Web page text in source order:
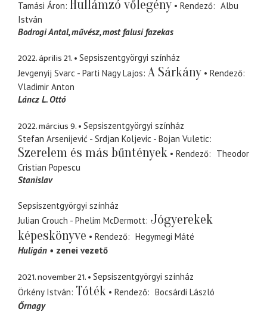
Tamási Áron Hullámzó vőlegény Rendező
Albu
István
Bodrogi Antal, művész most falusi fazekas
2022. április 21.
Sepsiszentgyörgyi színház
Jevgenyij Svarc - Parti Nagy Lajos A Sárkány
Rendező
Vladimir Anton
Láncz L. Ottó
2022. március 9.
Sepsiszentgyörgyi színház
Stefan Arsenijević - Srdjan Koljevic - Bojan Vuletic
Szerelem és más bűntények Rendező
Theodor
Cristian Popescu
Stanislav
Sepsiszentgyörgyi színház
Julian Crouch - Phelim McDermott Jógyerekek
képeskönyve
Rendező
Hegymegi Máté
Huligán
zenei vezető
2021. november 21.
Sepsiszentgyörgyi színház
Örkény István Tóték Rendező
Bocsárdi László
Őrnagy